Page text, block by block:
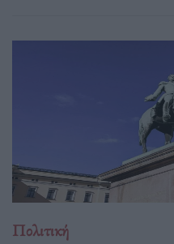
Πολιτική